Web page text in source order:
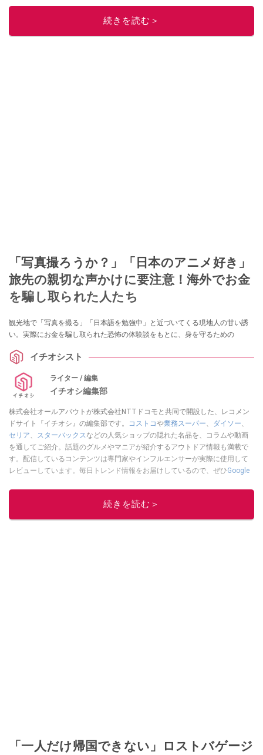
ニュースでフォロー
続きを読む＞
「写真撮ろうか？」「日本のアニメ好き」
旅先の親切な声かけに要注意！海外でお金
を騙し取られた人たち
観光地で「写真を撮る」「日本語を勉強中」と近づいてくる現地人の甘い誘
い。実際にお金を騙し取られた恐怖の体験談をもとに、身を守るための
イチオシスト
ライター / 編集
イチオシ編集部
株式会社オールアバウトが株式会社NTTドコモと共同で開設した、レコメン
ドサイト『イチオシ』の編集部です。
コストコや業務スーパー、 ダイソー、
セリア、 スターバックスなどの人気ショップの隠れた名品を、コラムや動画
を通してご紹介。話題のグルメやマニアが紹介するアウトドア情報も満載で
す。配信しているコンテンツは専門家やインフルエンサーが実際に使用して
レビューしています。毎日トレンド情報をお届けしているので、ぜひGoogle
このイチオシストの他の記事を読む
続きを読む＞
「一人だけ帰国できない」ロストバゲージ